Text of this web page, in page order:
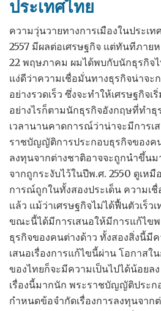
ประเทศไทย
ความวุ่นวายทางการเมืองในประเ
2557 มีผลต่อเศรษฐกิจ แต่ทันทีภาย
22 พฤษภาคม ผมได้พบกับนักธุรกิจ
แง่ดีว่าความเชื่อมั่นทางธุรกิจน่าจะ
อย่างรวดเร็ว ซึ่งจะทำให้เศรษฐกิจ
อย่างไรก็ตามนักธุรกิจอังกฤษที่ทำธุ
เวลานานคาดการณ์ว่าน่าจะมีการเ
ราชบัญญัติการประกอบธุรกิจของค
ลงทุนจากต่างชาติอาจจะถูกนำขึ้น
จากถูกระงับไว้ในปีพ.ศ. 2550 ดูเห
การณ์ถูกในทั้งสองประเด็น ความเ
แล้ว แม้ว่าเศรษฐกิจไม่ได้ฟื้นตัวเร็ว
ขณะนี้ได้มีการเสนอให้มีการแก้ไข
ธุรกิจของคนต่างด้าว ทั้งสองสิ่งนี้มี
เสนอเรื่องการแก้ไขนี้ผ่าน โอกาสใ
ของไทยก็จะมีความเป็นไปได้น้อยล
เรื่องนี้มากนัก พระราชบัญญัติประก
กำหนดข้อจำกัดเรื่องการลงทุนจาก